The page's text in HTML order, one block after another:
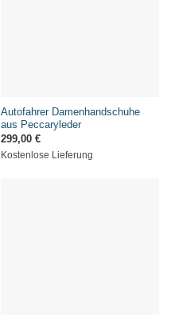
Autofahrer Damenhandschuhe
aus Peccaryleder
299,00 €
Kostenlose Lieferung